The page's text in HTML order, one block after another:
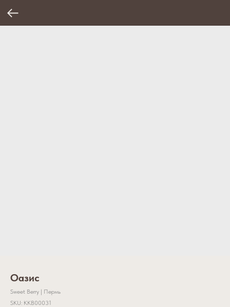
Оазис
Sweet Berry | Пермь
SKU: KKB00031